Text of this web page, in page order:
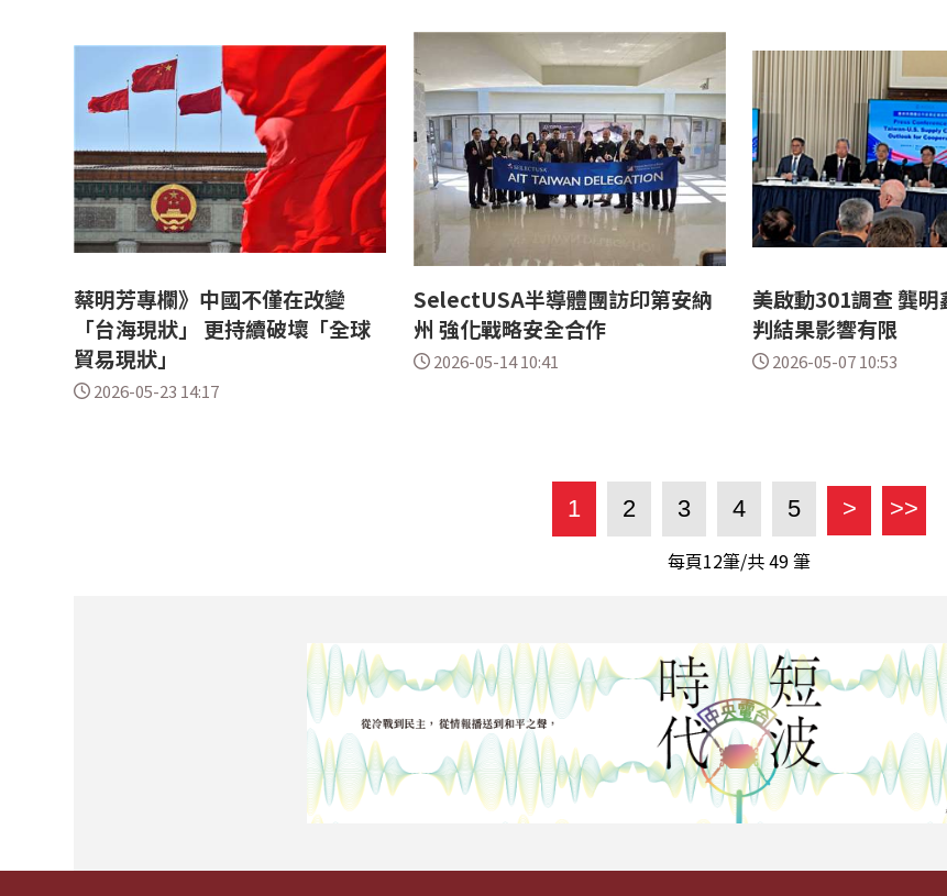
蔡明芳專欄》中國不僅在改變
「台海現狀」 更持續破壞「全球
貿易現狀」
2026-05-23 14:17
SelectUSA半導體團訪印第安納
州 強化戰略安全合作
2026-05-14 10:41
美啟動301調查 龔
判結果影響有限
2026-05-07 10:53
1 2 3 4 5 > >>
每頁12筆/共49筆